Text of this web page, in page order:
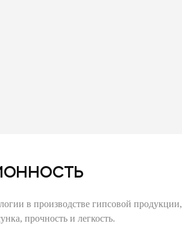
в производстве гипсовой продукции,
прочность и легкость.